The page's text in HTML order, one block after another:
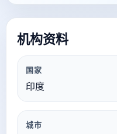
机构资料
国家
印度
城市